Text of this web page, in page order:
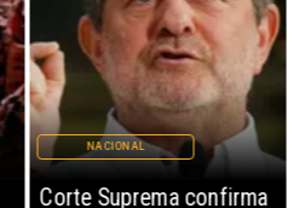
Corte Suprema confirma
NACIONAL